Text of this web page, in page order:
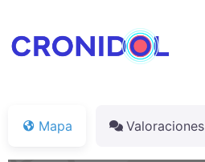
Mapa Valoraciones